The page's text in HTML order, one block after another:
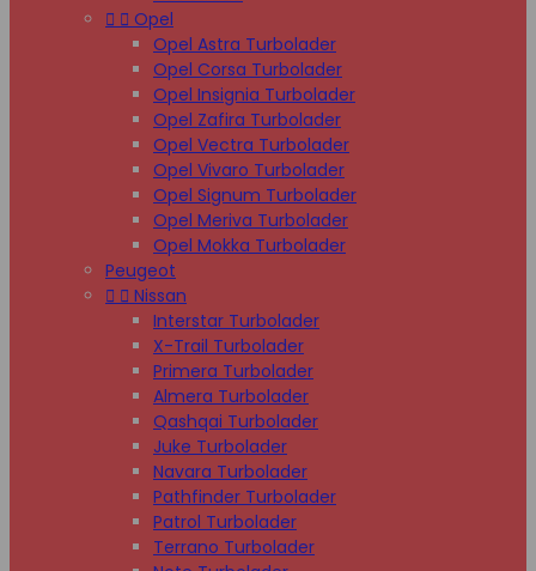
  Opel
Opel Astra Turbolader
Opel Corsa Turbolader
Opel Insignia Turbolader
Opel Zafira Turbolader
Opel Vectra Turbolader
Opel Vivaro Turbolader
Opel Signum Turbolader
Opel Meriva Turbolader
Opel Mokka Turbolader
Peugeot
  Nissan
Interstar Turbolader
X-Trail Turbolader
Primera Turbolader
Almera Turbolader
Qashqai Turbolader
Juke Turbolader
Navara Turbolader
Pathfinder Turbolader
Patrol Turbolader
Terrano Turbolader